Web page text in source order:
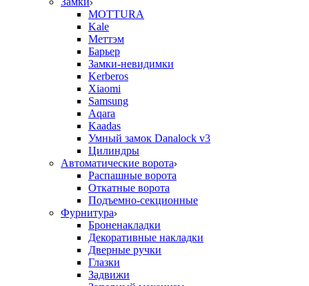
MOTTURA
Kale
Меттэм
Барьер
Замки-невидимки
Kerberos
Xiaomi
Samsung
Aqara
Kaadas
Умный замок Danalock v3
Цилиндры
Автоматические ворота
Распашные ворота
Откатные ворота
Подъемно-секционные
Фурнитура
Броненакладки
Декоративные накладки
Дверные ручки
Глазки
Задвижи